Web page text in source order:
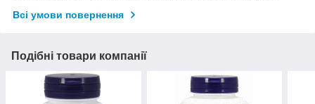
Всі умови повернення
Подібні товари компанії